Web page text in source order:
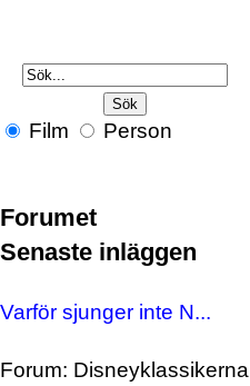
Film Person
Forumet
Senaste inläggen
Varför sjunger inte N...
Forum: Disneyklassikerna